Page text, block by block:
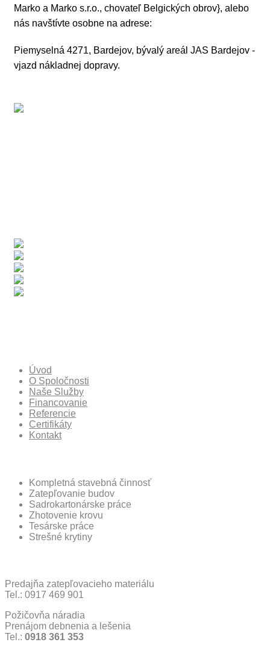
Marko a Marko s.r.o., chovateľ Belgických obrov}, alebo
nás navštívte osobne na adrese:
Piemyselná 4271, Bardejov, bývalý areál JAS Bardejov -
vjazd nákladnej dopravy.
Úvod
O Spoločnosti
Naše Služby
Financovanie
Referencie
Certifikáty
Kontakt
Kompletná stavebná činnosť
Zatepľovanie budov
Sadrokartonárske práce
Zhotovenie krovu
Tesárske práce
Strešné krytiny
Predajňa zatepľovacieho materiálu
Tel.: 0917 469 901
Požičovňa náradia
Prenájom debnenia a lešenia
Tel.: 0918 361 353